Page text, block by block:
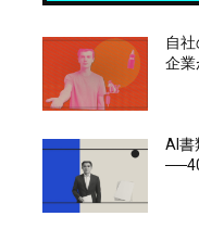
自
企業
AI書